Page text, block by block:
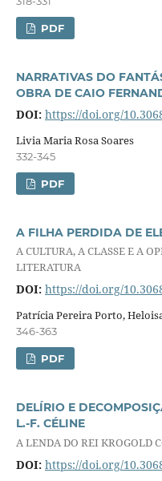
PDF
NARRATIVAS DO
OBRA DE CAIO
DOI: https://doi.org/
Livia Maria Rosa Soares
332-345
PDF
A FILHA PERDIDA DE
A CULTURA, A CLASSE E A
LITERATURA
DOI: https://doi.org/
Patrícia Pereira Porto,
346-363
PDF
DELÍRIO E
L.-F. CÉLINE
A LENDA DO REI KROGOLD
DOI: https://doi.org/